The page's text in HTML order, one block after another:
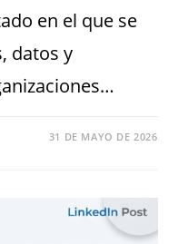
en el que se
datos y
31 DE MAYO DE 2026